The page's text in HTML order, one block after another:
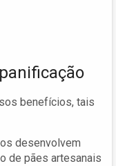
benefícios, tais
desenvolvem
de pães artesanais